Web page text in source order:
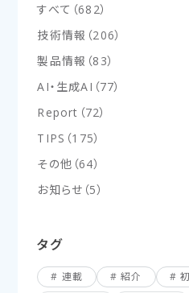
すべて （682）
技術情報 （206）
製品情報 （83）
AI・生成AI （77）
Report （72）
TIPS （175）
その他 （64）
お知らせ （5）
タグ
連載 紹介